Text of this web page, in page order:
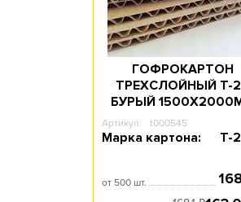
ГОФРОКАРТОН
ТРЕХСЛОЙНЫЙ Т-
БУРЫЙ
Артикул: t000545
Марка картона: Т-
от 500 шт.